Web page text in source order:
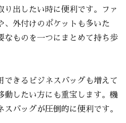
り出したい時に便利です。ファ
、外付けのポケットも多いた
なものを一つにまとめて持ち歩
できるビジネスバッグも増えて
動したい方にも重宝します。機
バッグが圧倒的に便利です。